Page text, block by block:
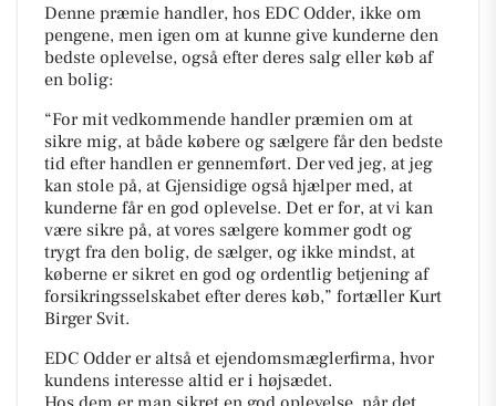
Denne præmie handler, hos EDC Odder, ikke om
pengene, men igen om at kunne give kunderne den
bedste oplevelse, også efter deres salg eller køb af
en bolig:
“For mit vedkommende handler præmien om at
sikre mig, at både købere og sælgere får den bedste
tid efter handlen er gennemført. Der ved jeg, at jeg
kan stole på, at Gjensidige også hjælper med, at
kunderne får en god oplevelse. Det er for, at vi kan
være sikre på, at vores sælgere kommer godt og
trygt fra den bolig, de sælger, og ikke mindst, at
køberne er sikret en god og ordentlig betjening af
forsikringsselskabet efter deres køb,” fortæller Kurt
Birger Svit.
EDC Odder er altså et ejendomsmæglerfirma, hvor
kundens interesse altid er i højsædet.